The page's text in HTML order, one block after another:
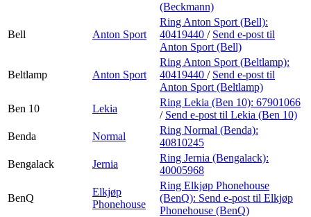
(Beckmann)
Bell Anton Sport
Ring Anton Sport (Bell):
40419440 / Send e-post til
Anton Sport (Bell)
Beltlamp Anton Sport
Ring Anton Sport (Beltlamp):
40419440 / Send e-post til
Anton Sport (Beltlamp)
Ben 10
Lekia
Ring Lekia (Ben 10): 67901066
/ Send e-post til Lekia (Ben 10)
Benda
Normal
Ring Normal (Benda):
40810245
Bengalack
Jernia
Ring Jernia (Bengalack):
40005968
BenQ
Elkjøp
Phonehouse
Ring Elkjøp Phonehouse
(BenQ): Send e-post til Elkjøp
Phonehouse (BenQ)